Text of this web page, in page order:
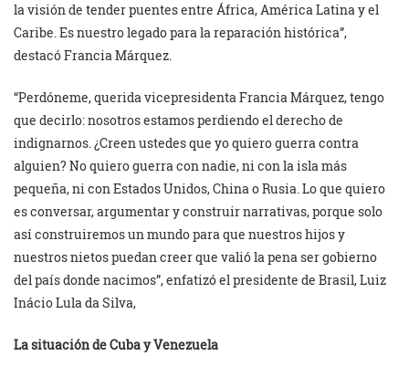
la visión de tender puentes entre África, América Latina y el
Caribe. Es nuestro legado para la reparación histórica”,
destacó Francia Márquez.
“Perdóneme, querida vicepresidenta Francia Márquez, tengo
que decirlo: nosotros estamos perdiendo el derecho de
indignarnos. ¿Creen ustedes que yo quiero guerra contra
alguien? No quiero guerra con nadie, ni con la isla más
pequeña, ni con Estados Unidos, China o Rusia. Lo que quiero
es conversar, argumentar y construir narrativas, porque solo
así construiremos un mundo para que nuestros hijos y
nuestros nietos puedan creer que valió la pena ser gobierno
del país donde nacimos”, enfatizó el presidente de Brasil, Luiz
Inácio Lula da Silva,
La situación de Cuba y Venezuela